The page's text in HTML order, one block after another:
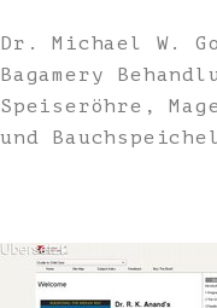
Dr. Michael W.
Bagamery
Speiseröhre,
und